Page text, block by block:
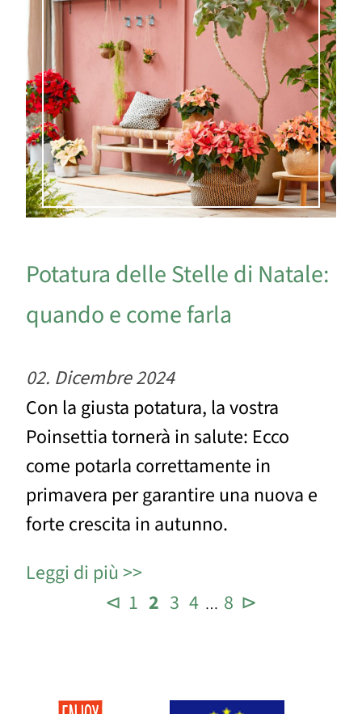
Potatura delle Stelle di Natale:
quando e come farla
02. Dicembre 2024
Con la giusta potatura, la vostra
Poinsettia tornerà in salute: Ecco
come potarla correttamente in
primavera per garantire una nuova e
forte crescita in autunno.
Leggi di più
⊲ 1 2 3 4 … 8 ⊳